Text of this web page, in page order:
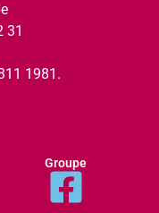
31
1981.
Groupe